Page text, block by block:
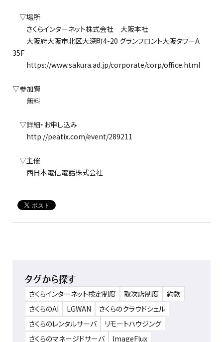
▽場所
さくらインターネット株式会社 大阪本社
大阪府大阪市北区大深町4-20 グランフロント大阪タワーA
35F
https://www.sakura.ad.jp/corporate/corp/office.html
▽参加費
無料
▽詳細・お申し込み
http://peatix.com/event/289211
▽主催
西日本電信電話株式会社
タグから探す
さくらインターネット検定制度 取次店制度
約款
さくらのAI
LGWAN
さくらのクラウドシェル
さくらのレンタルサーバ
リモートハウジング
さくらのマネージドサーバ
ImageFlux